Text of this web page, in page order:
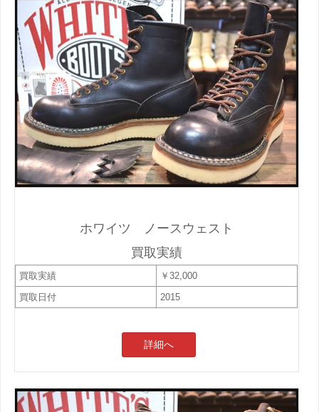
ホワイツ ノースウェスト
買取実績
買取実績
￥32,000
買取日付
2015
詳細へ